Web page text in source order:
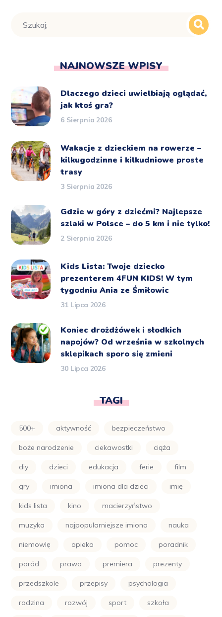
NAJNOWSZE WPISY
Dlaczego dzieci uwielbiają oglądać,
jak ktoś gra?
6 Sierpnia 2026
Wakacje z dzieckiem na rowerze –
kilkugodzinne i kilkudniowe proste
trasy
3 Sierpnia 2026
Gdzie w góry z dziećmi? Najlepsze
szlaki w Polsce – do 5 km i nie tylko!
2 Sierpnia 2026
Kids Lista: Twoje dziecko
prezenterem 4FUN KIDS! W tym
tygodniu Ania ze Śmiłowic
31 Lipca 2026
Koniec drożdżówek i słodkich
napojów? Od września w szkolnych
sklepikach sporo się zmieni
30 Lipca 2026
TAGI
500+ aktywność bezpieczeństwo
boże narodzenie ciekawostki ciąża
diy dzieci edukacja ferie film
gry imiona imiona dla dzieci imię
kids lista kino macierzyństwo
muzyka najpopularniejsze imiona nauka
niemowlę opieka pomoc poradnik
poród prawo premiera prezenty
przedszkole przepisy psychologia
rodzina rozwój sport szkoła